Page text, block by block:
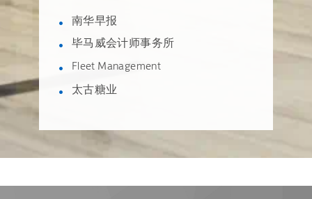
南华早报
毕马威会计师事务所
Fleet Management
太古糖业